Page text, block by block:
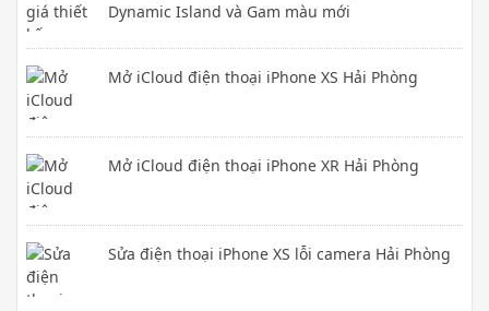
Dynamic Island và Gam màu mới
Mở iCloud điện thoại iPhone XS Hải Phòng
Mở iCloud điện thoại iPhone XR Hải Phòng
Sửa điện thoại iPhone XS lỗi camera Hải Phòng